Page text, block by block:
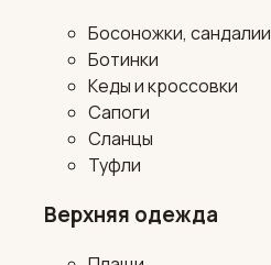
Босоножки, сандалии
Ботинки
Кеды и кроссовки
Сапоги
Сланцы
Туфли
Верхняя одежда